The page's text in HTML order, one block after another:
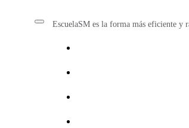
EscuelaSM es la forma más eficiente y